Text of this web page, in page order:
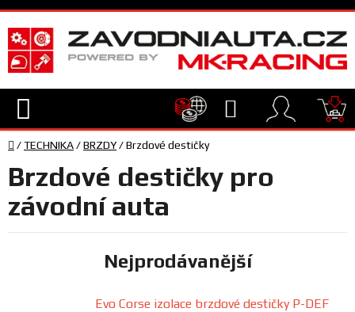
Přejít
na
obsah
Hledat
TECHNIKA
VYBAVENÍ
Domů
/TECHNIKA/BRZDY/Brzdové destičky
Brzdové destičky pro
závodní auta
Nejprodávanější
Evo Corse izolace brzdové destičky P-DEF